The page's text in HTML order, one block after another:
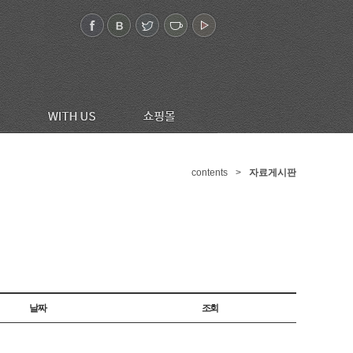
contents > 자료게시판
날짜 조회